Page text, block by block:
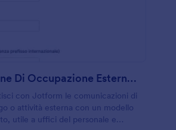
Dichiarazione Di Occupazione Esterna Form
con Jotform le comunicazioni di
o attività esterna con un modello
utile a uffici del personale e